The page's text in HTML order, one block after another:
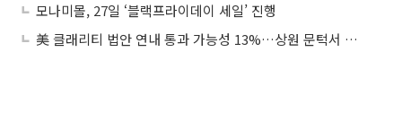
모나미몰, 27일 ‘블랙프라이데이 세일’ 진행
美 클래리티 법안 연내 통과 가능성 13%…상원 문턱서 제동